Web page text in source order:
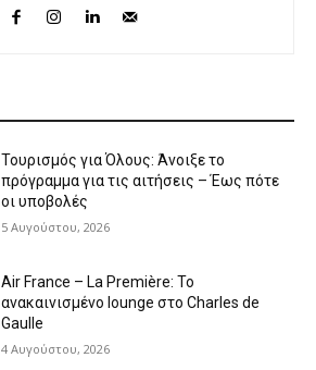
Τουρισμός για Όλους: Άνοιξε το
πρόγραμμα για τις αιτήσεις – Έως πότε
οι υποβολές
5 Αυγούστου, 2026
Air France – La Première: Το
ανακαινισμένο lounge στο Charles de
Gaulle
4 Αυγούστου, 2026